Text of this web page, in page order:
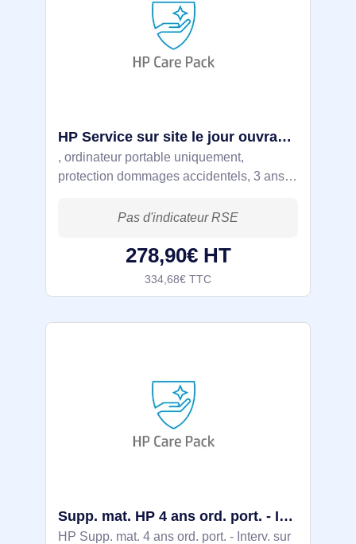
HP Service sur site le jour ouvrable suivant en déplacement - UQ845E
, ordinateur portable uniquement,
protection dommages accidentels, 3 ans.
ouvrable suivant
278,90€ HT
334,68€ TTC
Supp. mat. HP 4 ans ord. port. - Interv. sur site JOS/Protec - UQ822E
HP Supp. mat. 4 ans ord. port. - Interv. sur